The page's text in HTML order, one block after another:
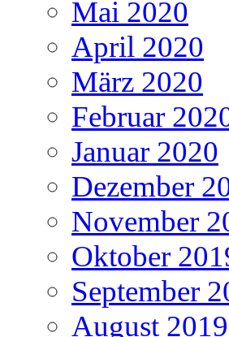
Mai 2020
April 2020
März 2020
Februar
Januar 2020
Dezember
November
Oktober
September
August 2019